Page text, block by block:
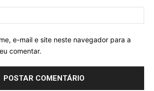
e-mail e site neste navegador para a
comentar.